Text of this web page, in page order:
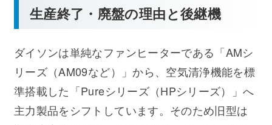
生産終了・廃盤の理由と後継機
ダイソンは単純なファンヒーターである「AMシ
リーズ（AM09など）」から、空気清浄機能を標
準搭載した「Pureシリーズ（HPシリーズ）」へ
主力製品をシフトしています。そのため旧型は